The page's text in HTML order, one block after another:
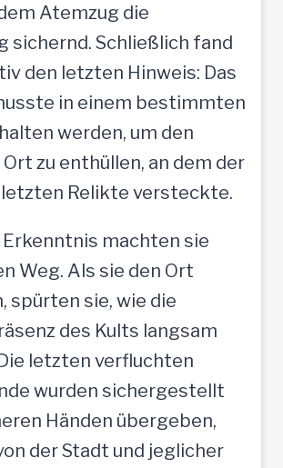
Atemzug die
sichernd. Schließlich fand
den letzten Hinweis: Das
in einem bestimmten
werden, um den
zu enthüllen, an dem der
letzten Relikte versteckte.
machten sie
Weg. Als sie den Ort
spürten sie, wie die
des Kults langsam
letzten verfluchten
wurden sichergestellt
Händen übergeben,
der Stadt und jeglicher